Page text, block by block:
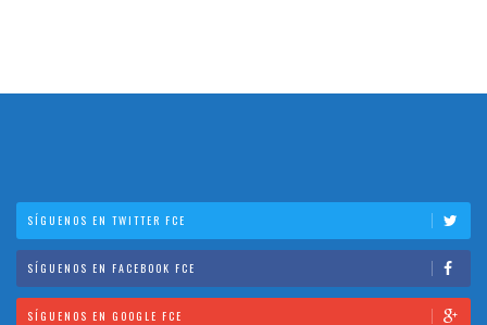
SÍGUENOS EN TWITTER FCE
SÍGUENOS EN FACEBOOK FCE
SÍGUENOS EN GOOGLE FCE